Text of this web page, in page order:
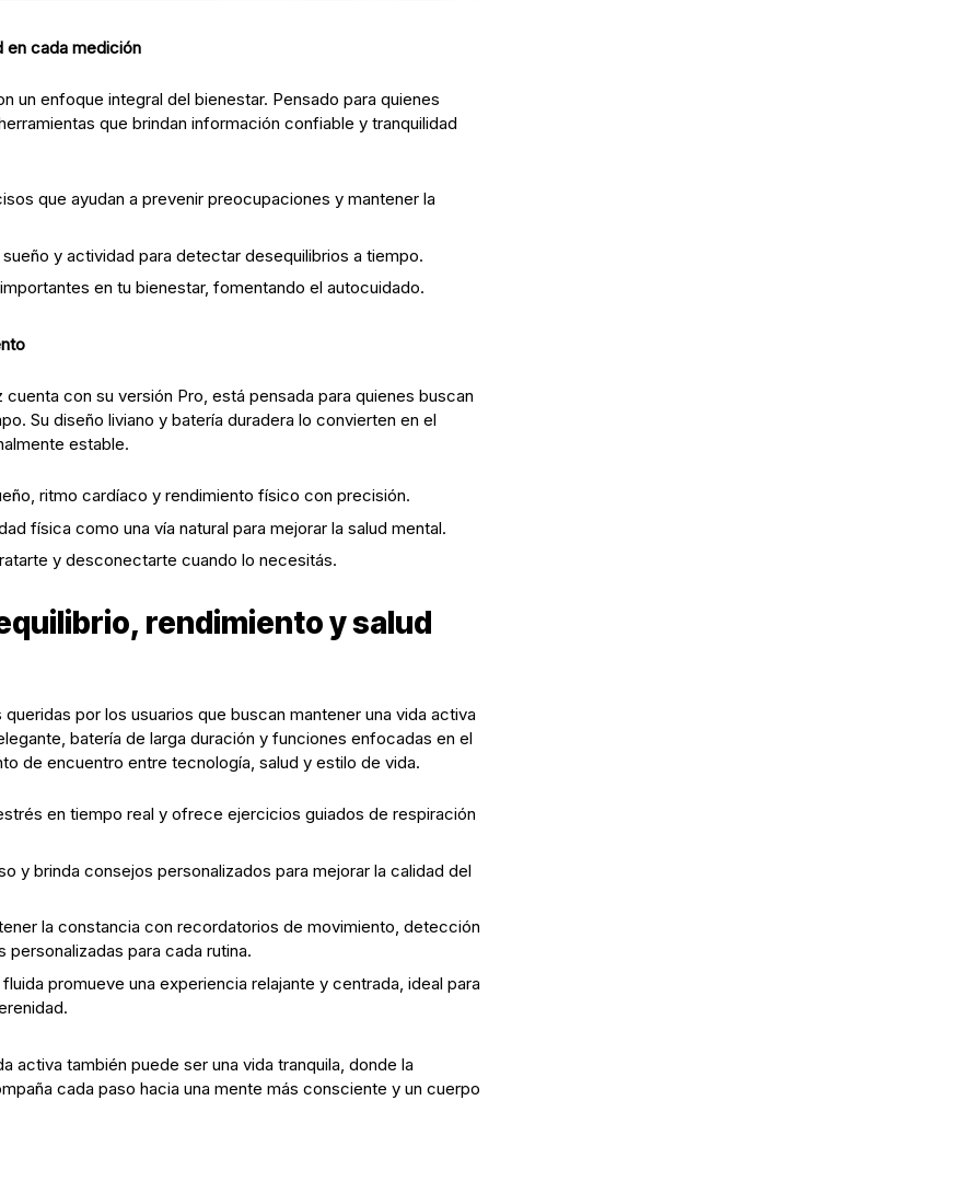
en cada medición
un enfoque integral del bienestar. Pensado para quienes
que brindan información confiable y tranquilidad
que ayudan a prevenir preocupaciones y mantener la
y actividad para detectar desequilibrios a tiempo.
en tu bienestar, fomentando el autocuidado.
con su versión Pro, está pensada para quienes buscan
Su diseño liviano y batería duradera lo convierten en el
estable.
ritmo cardíaco y rendimiento físico con precisión.
física como una vía natural para mejorar la salud mental.
y desconectarte cuando lo necesitás.
rendimiento y salud
queridas por los usuarios que buscan mantener una vida activa
batería de larga duración y funciones enfocadas en el
de encuentro entre tecnología, salud y estilo de vida.
en tiempo real y ofrece ejercicios guiados de respiración
y brinda consejos personalizados para mejorar la calidad del
la constancia con recordatorios de movimiento, detección
para cada rutina.
promueve una experiencia relajante y centrada, ideal para
activa también puede ser una vida tranquila, donde la
cada paso hacia una mente más consciente y un cuerpo